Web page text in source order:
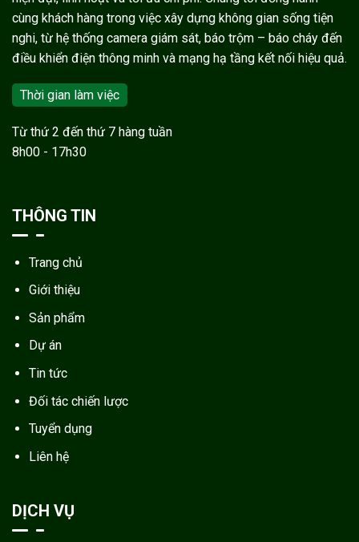
cùng khách hàng trong việc xây dựng không gian sống tiện
nghi, từ hệ thống camera giám sát, báo trộm – báo cháy đến
điều khiển điện thông minh và mạng hạ tầng kết nối hiệu quả.
Thời gian làm việc
Từ thứ 2 đến thứ 7 hàng tuần
8h00 - 17h30
THÔNG TIN
Trang chủ
Giới thiệu
Sản phẩm
Dự án
Tin tức
Đối tác chiến lược
Tuyển dụng
Liên hệ
DỊCH VỤ